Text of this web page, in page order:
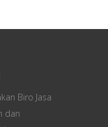
Biro Jasa
dan